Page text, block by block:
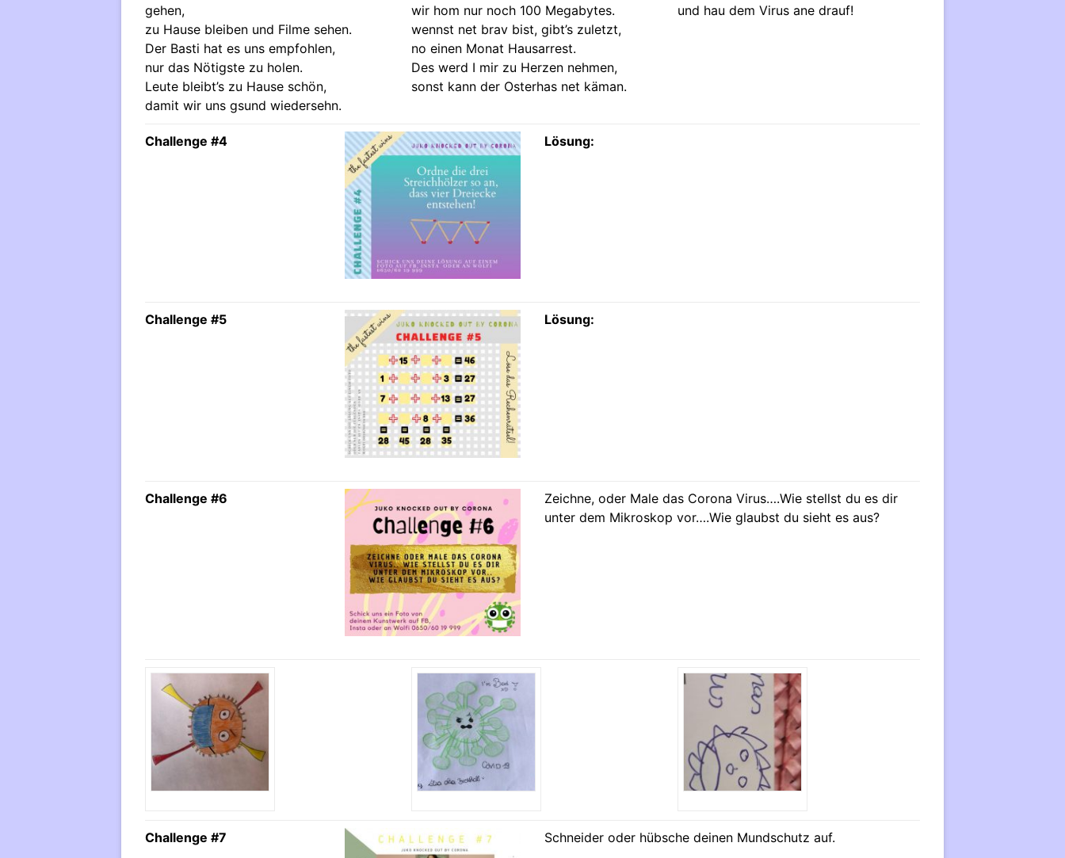
gehen,
zu Hause bleiben und Filme sehen.
Der Basti hat es uns empfohlen,
nur das Nötigste zu holen.
Leute bleibt’s zu Hause schön,
damit wir uns gsund wiedersehn.
wir hom nur noch 100 Megabytes.
wennst net brav bist, gibt’s zuletzt,
no einen Monat Hausarrest.
Des werd I mir zu Herzen nehmen,
sonst kann der Osterhas net käman.
und hau dem Virus ane drauf!
Challenge #4 Lösung:
Challenge #5 Lösung:
Challenge #6
Zeichne, oder Male das Corona Virus….Wie stellst du es dir
unter dem Mikroskop vor….Wie glaubst du sieht es aus?
Challenge #7 Schneider oder hübsche deinen Mundschutz auf.